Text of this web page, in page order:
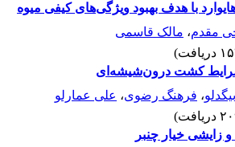
با هدف بهبود ویژگی‌‌های کیفی میوه
مقدم، مالک قاسمی
کشت درون‌‌شیشه‌‌ای
، فرهنگ رضوی، علی عمارلو
زایشی خیار چنبر